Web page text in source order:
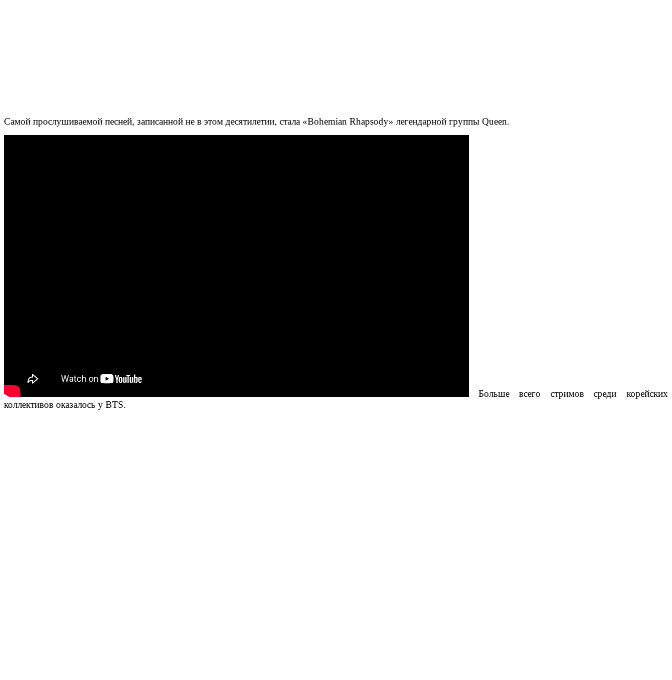
Самой прослушиваемой песней, записанной не в этом десятилетии, стала «Bohemian Rhapsody» легендарной группы Queen.
Больше всего стримов среди корейских
коллективов оказалось у BTS.